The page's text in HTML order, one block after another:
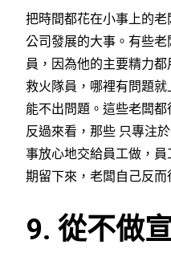
把時間都花在小事上的
公司發展的大事。有些
員，因為他的主要精力
救火隊員，哪裡有問題
能不出問題。這些老闆都
反過來看，那些 只專注
事放心地交給員工做，
期留下來，老闆自己反而
9. 從不做